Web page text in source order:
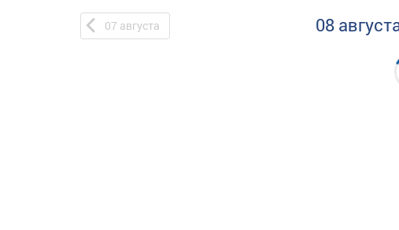
07 августа 08